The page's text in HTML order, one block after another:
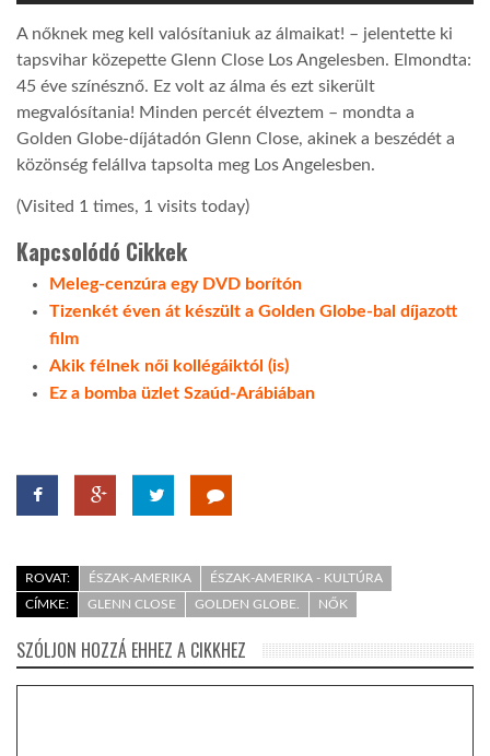
GLOBOBOOK
A nőknek meg kell valósítaniuk az álmaikat! – jelentette ki
tapsvihar közepette Glenn Close Los Angelesben. Elmondta:
45 éve színésznő. Ez volt az álma és ezt sikerült
megvalósítania! Minden percét élveztem – mondta a
Golden Globe-díjátadón Glenn Close, akinek a beszédét a
közönség felállva tapsolta meg Los Angelesben.
(Visited 1 times, 1 visits today)
Kapcsolódó Cikkek
Meleg-cenzúra egy DVD borítón
Tizenkét éven át készült a Golden Globe-bal díjazott
film
Akik félnek női kollégáiktól (is)
Ez a bomba üzlet Szaúd-Arábiában
ROVAT: ÉSZAK-AMERIKA
ÉSZAK-AMERIKA - KULTÚRA
CÍMKE:
GLENN CLOSE GOLDEN GLOBE. NŐK
SZÓLJON HOZZÁ EHHEZ A CIKKHEZ